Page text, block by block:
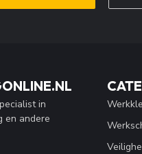
in
en andere